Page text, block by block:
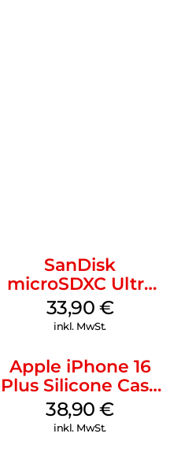
SanDisk
microSDXC Ultra
128 GB + Adapter
Mobile
33,90 €
inkl. MwSt.
Apple iPhone 16
Plus Silicone Case
MagSafe Denim
38,90€
inkl. MwSt.